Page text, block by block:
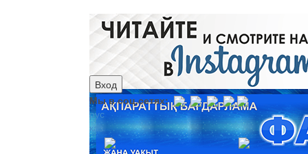
Вход
Мы в соц.сетях:
рус
каз